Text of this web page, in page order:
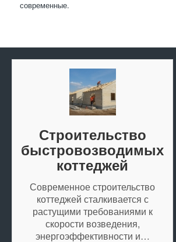
современные.
Строительство
быстровозводимых
коттеджей
Современное строительство
коттеджей сталкивается с
растущими требованиями к
скорости возведения,
энергоэффективности и…